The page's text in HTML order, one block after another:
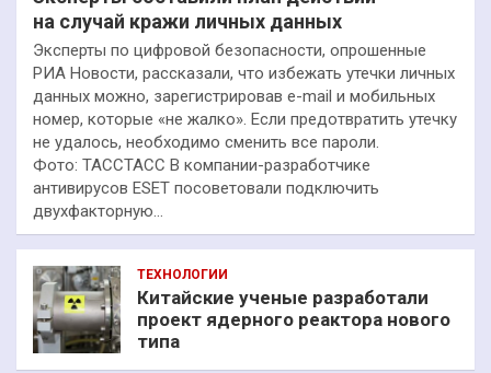
на случай кражи личных данных
Эксперты по цифровой безопасности, опрошенные
РИА Новости, рассказали, что избежать утечки личных
данных можно, зарегистрировав e-mail и мобильных
номер, которые «не жалко». Если предотвратить утечку
не удалось, необходимо сменить все пароли.
Фото: ТАССТАСС В компании-разработчике
антивирусов ESET посоветовали подключить
двухфакторную…
ТЕХНОЛОГИИ
Китайские ученые разработали
проект ядерного реактора нового
типа